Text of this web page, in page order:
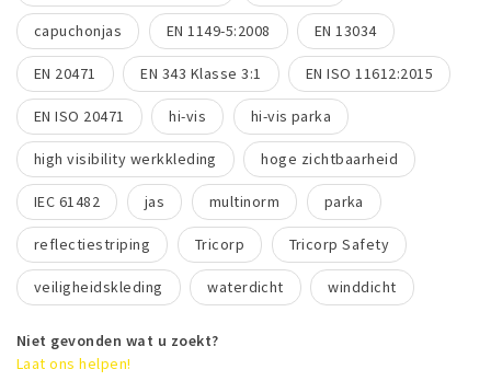
capuchonjas EN 1149-5:2008 EN 13034
EN 20471 EN 343 Klasse 3:1 EN ISO 11612:2015
EN ISO 20471 hi-vis hi-vis parka
high visibility werkkleding hoge zichtbaarheid
IEC 61482 jas multinorm parka
reflectiestriping Tricorp Tricorp Safety
veiligheidskleding waterdicht winddicht
Niet gevonden wat u zoekt?
Laat ons helpen!